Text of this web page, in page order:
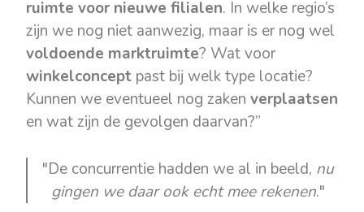
ruimte voor nieuwe filialen. In welke regio’s
zijn we nog niet aanwezig, maar is er nog wel
voldoende marktruimte? Wat voor
winkelconcept past bij welk type locatie?
Kunnen we eventueel nog zaken verplaatsen
en wat zijn de gevolgen daarvan?”
"De concurrentie hadden we al in beeld, nu
gingen we daar ook echt mee rekenen."